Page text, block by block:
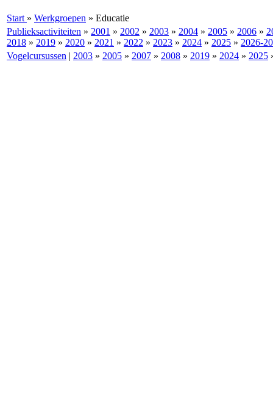
Start » Werkgroepen » Educatie
Publieksactiviteiten » 2001 » 2002 » 2003 » 2004 » 2005 » 2006 »
2018 » 2019 » 2020 » 2021 » 2022 » 2023 » 2024 » 2025 » 2026-
Vogelcursussen | 2003 » 2005 » 2007 » 2008 » 2019 » 2024 » 2025